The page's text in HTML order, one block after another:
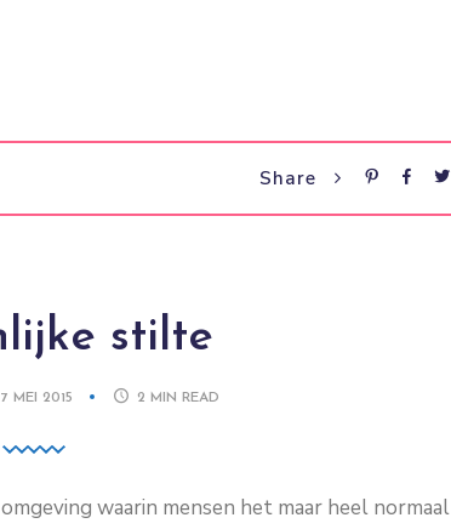
Share
stilte
7 MEI 2015 2 MIN READ
waarin mensen het maar heel normaal